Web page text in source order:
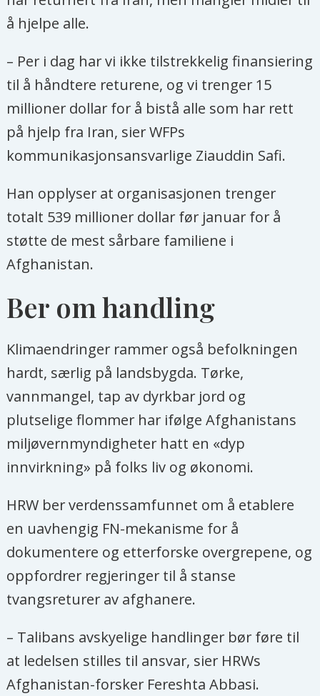
å hjelpe alle.
– Per i dag har vi ikke tilstrekkelig finansiering
til å håndtere returene, og vi trenger 15
millioner dollar for å bistå alle som har rett
på hjelp fra Iran, sier WFPs
kommunikasjonsansvarlige Ziauddin Safi.
Han opplyser at organisasjonen trenger
totalt 539 millioner dollar før januar for å
støtte de mest sårbare familiene i
Afghanistan.
Ber om handling
Klimaendringer rammer også befolkningen
hardt, særlig på landsbygda. Tørke,
vannmangel, tap av dyrkbar jord og
plutselige flommer har ifølge Afghanistans
miljøvernmyndigheter hatt en «dyp
innvirkning» på folks liv og økonomi.
HRW ber verdenssamfunnet om å etablere
en uavhengig FN-mekanisme for å
dokumentere og etterforske overgrepene, og
oppfordrer regjeringer til å stanse
tvangsreturer av afghanere.
– Talibans avskyelige handlinger bør føre til
at ledelsen stilles til ansvar, sier HRWs
Afghanistan-forsker Fereshta Abbasi.